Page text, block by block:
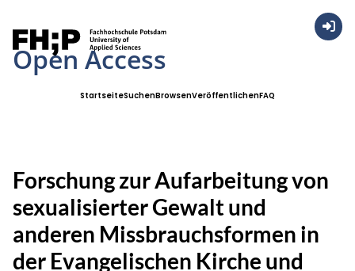
Open Access
StartseiteSuchenBrowsenVeröffentlichenFAQ
Forschung zur Aufarbeitung von
sexualisierter Gewalt und
anderen Missbrauchsformen in
der Evangelischen Kirche und